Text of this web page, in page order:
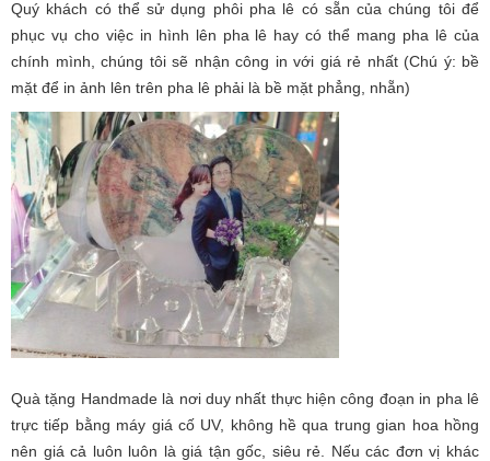
Quý khách có thể sử dụng phôi pha lê có sẵn của chúng tôi để
phục vụ cho việc in hình lên pha lê hay có thể mang pha lê của
chính mình, chúng tôi sẽ nhận công in với giá rẻ nhất (Chú ý: bề
mặt để in ảnh lên trên pha lê phải là bề mặt phẳng, nhẵn)
Quà tặng Handmade là nơi duy nhất thực hiện công đoạn in pha lê
trực tiếp bằng máy giá cố UV, không hề qua trung gian hoa hồng
nên giá cả luôn luôn là giá tận gốc, siêu rẻ. Nếu các đơn vị khác